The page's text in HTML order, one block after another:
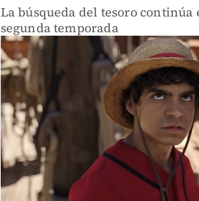
La búsqueda del tesoro continúa
segunda temporada